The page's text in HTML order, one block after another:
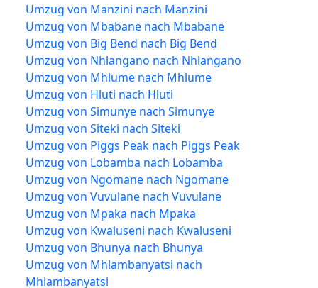
Umzug von Manzini nach Manzini
Umzug von Mbabane nach Mbabane
Umzug von Big Bend nach Big Bend
Umzug von Nhlangano nach Nhlangano
Umzug von Mhlume nach Mhlume
Umzug von Hluti nach Hluti
Umzug von Simunye nach Simunye
Umzug von Siteki nach Siteki
Umzug von Piggs Peak nach Piggs Peak
Umzug von Lobamba nach Lobamba
Umzug von Ngomane nach Ngomane
Umzug von Vuvulane nach Vuvulane
Umzug von Mpaka nach Mpaka
Umzug von Kwaluseni nach Kwaluseni
Umzug von Bhunya nach Bhunya
Umzug von Mhlambanyatsi nach
Mhlambanyatsi